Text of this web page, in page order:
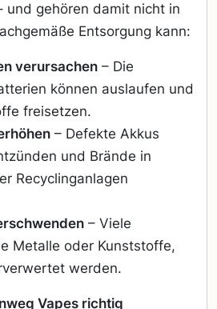
und gehören damit nicht in
Entsorgung kann:
verursachen – Die
können auslaufen und
freisetzen.
– Defekte Akkus
und Brände in
Recyclinganlagen
– Viele
Metalle oder Kunststoffe,
werden.
Vapes richtig